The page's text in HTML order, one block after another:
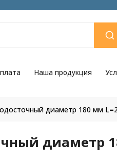
Наша продукция
диаметр 180 мм
диаметр